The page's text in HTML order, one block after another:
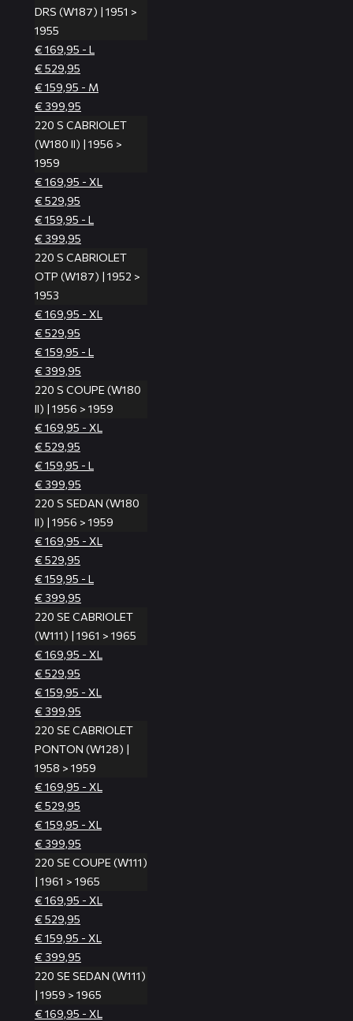
DRS (W187) | 1951 >
1955
€ 169,95 - L
€ 529,95
€ 159,95 - M
€ 399,95
220 S CABRIOLET
(W180 II) | 1956 >
1959
€ 169,95 - XL
€ 529,95
€ 159,95 - L
€ 399,95
220 S CABRIOLET
OTP (W187) | 1952 >
1953
€ 169,95 - XL
€ 529,95
€ 159,95 - L
€ 399,95
220 S COUPE (W180
II) | 1956 > 1959
€ 169,95 - XL
€ 529,95
€ 159,95 - L
€ 399,95
220 S SEDAN (W180
II) | 1956 > 1959
€ 169,95 - XL
€ 529,95
€ 159,95 - L
€ 399,95
220 SE CABRIOLET
(W111) | 1961 > 1965
€ 169,95 - XL
€ 529,95
€ 159,95 - XL
€ 399,95
220 SE CABRIOLET
PONTON (W128) |
1958 > 1959
€ 169,95 - XL
€ 529,95
€ 159,95 - XL
€ 399,95
220 SE COUPE (W111)
| 1961 > 1965
€ 169,95 - XL
€ 529,95
€ 159,95 - XL
€ 399,95
220 SE SEDAN (W111)
| 1959 > 1965
€ 169,95 - XL